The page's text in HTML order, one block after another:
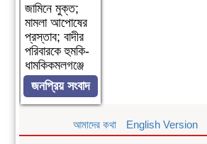
জামিনে মুক্ত;
মামলা আপোষের
প্রস্তাব; বাদীর
পরিবারকে হুমকি-
ধামকিকমলগঞ্জে
বহুল আলোচিত
স্কুল শিক্ষিকা
হত্যার
অভিযোগপত্র
দাখিল
জনপ্রিয় সংবাদ
আমাদের কথা English Version